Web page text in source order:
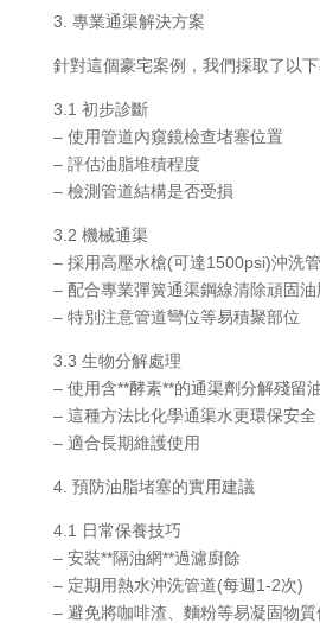
3. 專業通渠解決方案
針對這個豪宅案例，我們採取了以下
3.1 初步診斷
– 使用管道內窺鏡檢查堵塞位置
– 評估油脂堆積程度
– 檢測管道結構是否受損
3.2 機械通渠
– 採用高壓水槍(可達1500psi)沖洗
– 配合專業彈簧通渠鋼線清除頑固油
– 特別注意管道彎位等易積聚部位
3.3 生物分解處理
– 使用含**酵素**的通渠劑分解殘留
– 這種方法比化學通渠水更環保安全
– 適合長期維護使用
4. 預防油脂堵塞的實用建議
4.1 日常保養技巧
– 安裝**隔油網**過濾廚餘
– 定期用熱水沖洗管道(每週1-2次)
– 避免將咖啡渣、麵粉等易凝固物